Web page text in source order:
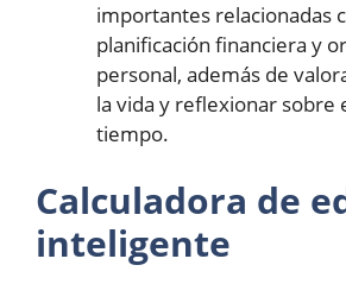
importantes relacionadas
planificación financiera y
personal, además de
la vida y reflexionar sobre
tiempo.
Calculadora de
inteligente